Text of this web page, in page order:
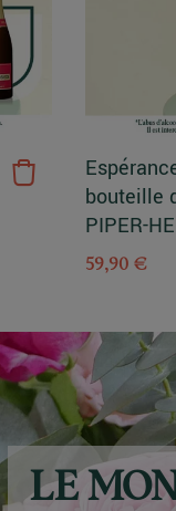
bouteille
PIPER-
59,90 €
LE